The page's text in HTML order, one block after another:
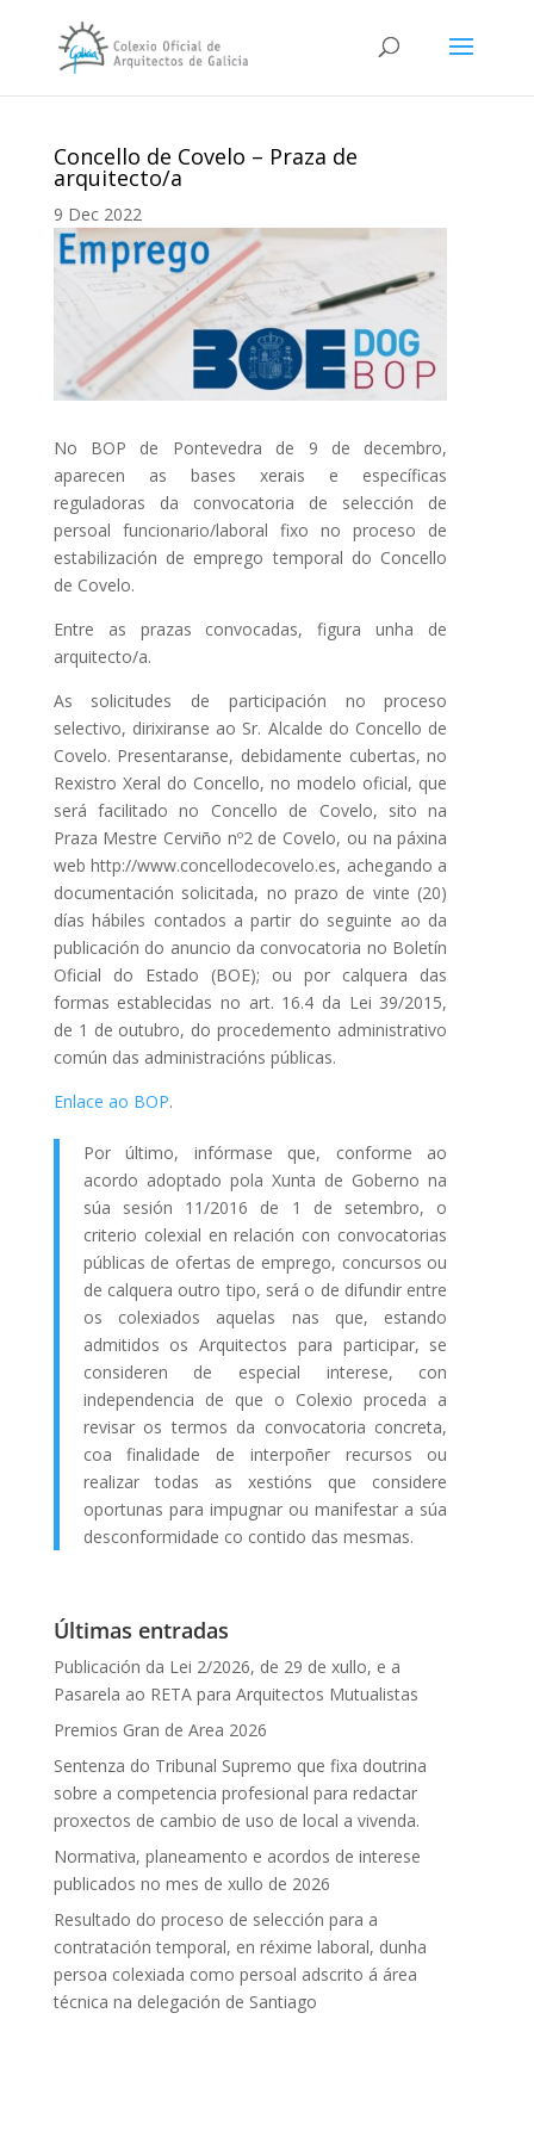
Concello de Covelo – Praza de
arquitecto/a
9 Dec 2022
No BOP de Pontevedra de 9 de decembro,
aparecen as bases xerais e específicas
reguladoras da convocatoria de selección de
persoal funcionario/laboral fixo no proceso de
estabilización de emprego temporal do Concello
de Covelo.
Entre as prazas convocadas, figura unha de
arquitecto/a.
As solicitudes de participación no proceso
selectivo, dirixiranse ao Sr. Alcalde do Concello de
Covelo. Presentaranse, debidamente cubertas, no
Rexistro Xeral do Concello, no modelo oficial, que
será facilitado no Concello de Covelo, sito na
Praza Mestre Cerviño nº2 de Covelo, ou na páxina
web http://www.concellodecovelo.es, achegando a
documentación solicitada, no prazo de vinte (20)
días hábiles contados a partir do seguinte ao da
publicación do anuncio da convocatoria no Boletín
Oficial do Estado (BOE); ou por calquera das
formas establecidas no art. 16.4 da Lei 39/2015,
de 1 de outubro, do procedemento administrativo
común das administracións públicas.
Enlace ao BOP.
Por último, infórmase que, conforme ao
acordo adoptado pola Xunta de Goberno na
súa sesión 11/2016 de 1 de setembro, o
criterio colexial en relación con convocatorias
públicas de ofertas de emprego, concursos ou
de calquera outro tipo, será o de difundir entre
os colexiados aquelas nas que, estando
admitidos os Arquitectos para participar, se
consideren de especial interese, con
independencia de que o Colexio proceda a
revisar os termos da convocatoria concreta,
coa finalidade de interpoñer recursos ou
realizar todas as xestións que considere
oportunas para impugnar ou manifestar a súa
desconformidade co contido das mesmas.
Últimas entradas
Publicación da Lei 2/2026, de 29 de xullo, e a
Pasarela ao RETA para Arquitectos Mutualistas
Premios Gran de Area 2026
Sentenza do Tribunal Supremo que fixa doutrina
sobre a competencia profesional para redactar
proxectos de cambio de uso de local a vivenda.
Normativa, planeamento e acordos de interese
publicados no mes de xullo de 2026
Resultado do proceso de selección para a
contratación temporal, en réxime laboral, dunha
persoa colexiada como persoal adscrito á área
técnica na delegación de Santiago